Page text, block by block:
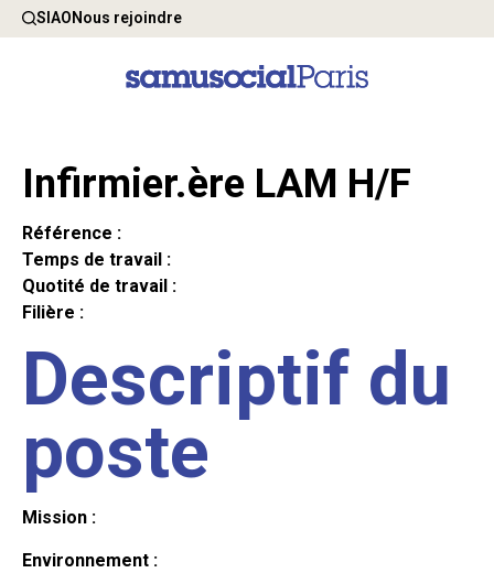
SIAONous rejoindre
Infirmier.ère LAM H/F
Référence :
Temps de travail :
Quotité de travail :
Filière :
Descriptif du
poste
Mission :
Environnement :